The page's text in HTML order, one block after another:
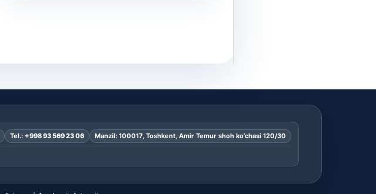
Tel.: +998 93 569 23 06 Manzil: 100017, Toshkent, Amir Temur shoh ko’chasi 120/30